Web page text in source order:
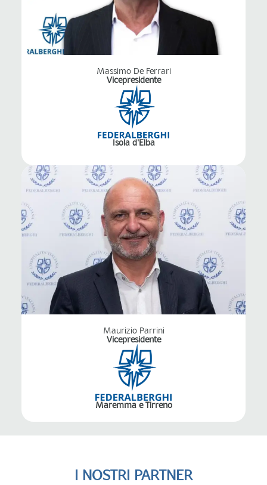
Massimo De Ferrari
Vicepresidente
Isola d'Elba
Maurizio Parrini
Vicepresidente
Maremma e Tirreno
I NOSTRI PARTNER